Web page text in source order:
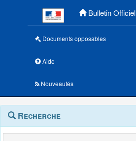
Bulletin Officiel
Documents opposables
Aide
Nouveautés
Navigation
outils
Menu
contextuel
Recherche